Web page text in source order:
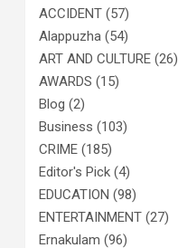
ACCIDENT (57)
Alappuzha (54)
ART AND CULTURE (26)
AWARDS (15)
Blog (2)
Business (103)
CRIME (185)
Editor's Pick (4)
EDUCATION (98)
ENTERTAINMENT (27)
Ernakulam (96)